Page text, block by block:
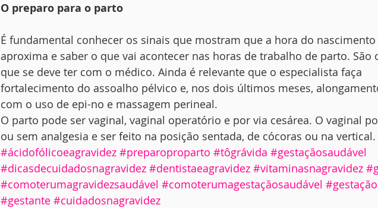
O preparo para o parto
É fundamental conhecer os sinais que mostram que a hora do nascimento
aproxima e saber o que vai acontecer nas horas de trabalho de parto. São
que se deve ter com o médico. Ainda é relevante que o especialista faça
fortalecimento do assoalho pélvico e, nos dois últimos meses,
com o uso de epi-no e massagem perineal.
O parto pode ser vaginal, vaginal operatório e por via cesárea. O vaginal
ou sem analgesia e ser feito na posição sentada, de cócoras ou na vertical.
#ácidofólicoeagravidez #preparoproparto #tôgrávida #gestaçãosaudável
#dicasdecuidadosnagravidez #dentistaeagravidez #vitaminasnagravidez
#comoterumagravidezsaudável #comoterumagestaçãosaudável #gestação
#gestante #cuidadosnagravidez